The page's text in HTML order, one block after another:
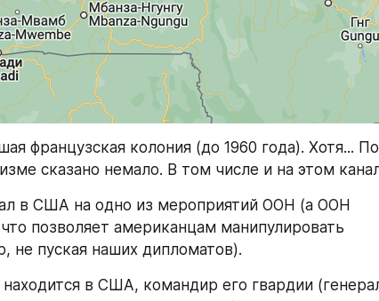
французская колония (до 1960 года). Хотя...
сказано немало. В том числе и на этом
в США на одно из мероприятий ООН (а ООН
позволяет американцам манипулировать
не пуская наших дипломатов).
находится в США, командир его гвардии